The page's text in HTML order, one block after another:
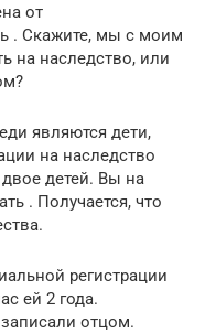
от
. Скажите, мы с моим
на наследство, или
являются дети,
на наследство
детей. Вы на
. Получается, что
регистрации
ей 2 года.
отцом.